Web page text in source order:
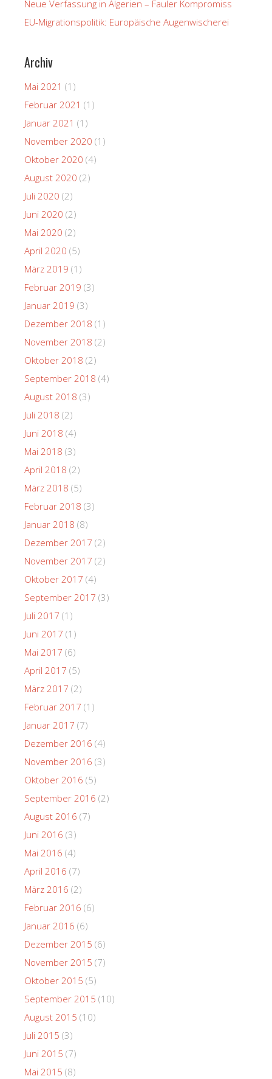
Neue Verfassung in Algerien – Fauler Kompromiss
EU-Migrationspolitik: Europäische Augenwischerei
Archiv
Mai 2021 (1)
Februar 2021 (1)
Januar 2021 (1)
November 2020 (1)
Oktober 2020 (4)
August 2020 (2)
Juli 2020 (2)
Juni 2020 (2)
Mai 2020 (2)
April 2020 (5)
März 2019 (1)
Februar 2019 (3)
Januar 2019 (3)
Dezember 2018 (1)
November 2018 (2)
Oktober 2018 (2)
September 2018 (4)
August 2018 (3)
Juli 2018 (2)
Juni 2018 (4)
Mai 2018 (3)
April 2018 (2)
März 2018 (5)
Februar 2018 (3)
Januar 2018 (8)
Dezember 2017 (2)
November 2017 (2)
Oktober 2017 (4)
September 2017 (3)
Juli 2017 (1)
Juni 2017 (1)
Mai 2017 (6)
April 2017 (5)
März 2017 (2)
Februar 2017 (1)
Januar 2017 (7)
Dezember 2016 (4)
November 2016 (3)
Oktober 2016 (5)
September 2016 (2)
August 2016 (7)
Juni 2016 (3)
Mai 2016 (4)
April 2016 (7)
März 2016 (2)
Februar 2016 (6)
Januar 2016 (6)
Dezember 2015 (6)
November 2015 (7)
Oktober 2015 (5)
September 2015 (10)
August 2015 (10)
Juli 2015 (3)
Juni 2015 (7)
Mai 2015 (8)